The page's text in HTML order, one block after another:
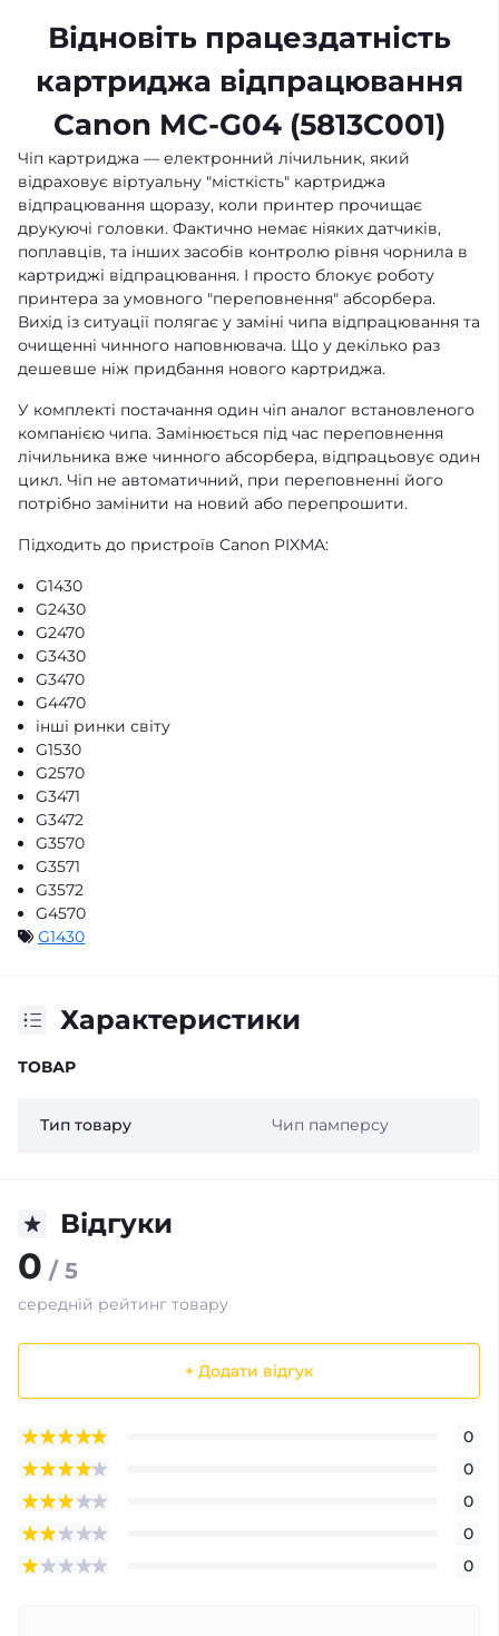
Відновіть працездатність
картриджа відпрацювання
Canon MC-G04 (5813C001)
Чіп картриджа — електронний лічильник, який
відраховує віртуальну "місткість" картриджа
відпрацювання щоразу, коли принтер прочищає
друкуючі головки. Фактично немає ніяких датчиків,
поплавців, та інших засобів контролю рівня чорнила в
картриджі відпрацювання. І просто блокує роботу
принтера за умовного "переповнення" абсорбера.
Вихід із ситуації полягає у заміні чипа відпрацювання та
очищенні чинного наповнювача. Що у декілько раз
дешевше ніж придбання нового картриджа.
У комплекті постачання один чіп аналог встановленого
компанією чипа. Замінюється під час переповнення
лічильника вже чинного абсорбера, відпрацьовує один
цикл. Чіп не автоматичний, при переповненні його
потрібно замінити на новий або перепрошити.
Підходить до пристроїв Canon PIXMA:
G1430
G2430
G2470
G3430
G3470
G4470
інші ринки світу
G1530
G2570
G3471
G3472
G3570
G3571
G3572
G4570
G1430
Характеристики
ТОВАР
Тип товару Чип памперсу
Відгуки
0 / 5
середній рейтинг товару
+ Додати відгук
0
0
0
0
0